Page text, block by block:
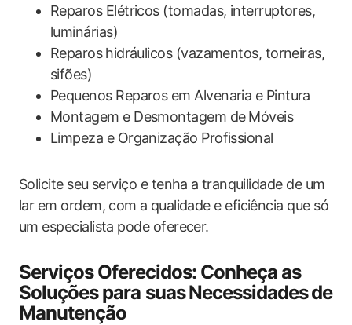
Reparos‍ Elétricos‍ (tomadas, interruptores,‍
luminárias)
Reparos ⁣hidráulicos (vazamentos,‍ torneiras,
sifões)
Pequenos Reparos em Alvenaria e Pintura
Montagem e Desmontagem de⁢ Móveis
Limpeza e Organização Profissional
Solicite seu serviço e tenha a⁣ tranquilidade de um‍
lar em ordem, com a ⁢qualidade e eficiência ‍que só
um‍ especialista pode oferecer.
Serviços Oferecidos: Conheça as
Soluções para suas⁢ Necessidades⁢ de
​Manutenção